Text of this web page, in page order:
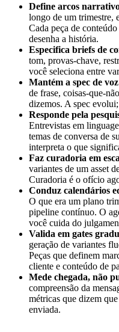
Define arcos
longo de um trimestre,
Cada peça de
desenha a história.
Especifica briefs de
tom, provas-chave,
você seleciona entre
Mantém a spec de
de frase, coisas-que-
dizemos. A spec
Responde pela
Entrevistas em
temas de conversa de
interpreta o que
Faz curadoria em
variantes de um asset
Curadoria é o ofício
Conduz calendários
O que era um plano
pipeline contínuo. O
você cuida do
Valida em gates
geração de variantes
Peças que definem
cliente e conteúdo de
Mede chegada, não
compreensão da
métricas que dizem
enviada.